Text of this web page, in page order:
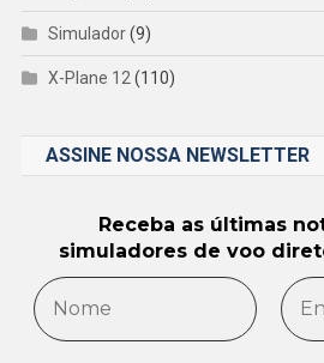
Simulador(9)
X-Plane 12 (110)
ASSINE NOSSA NEWSLETTER
Receba as últimas
simuladores de voo